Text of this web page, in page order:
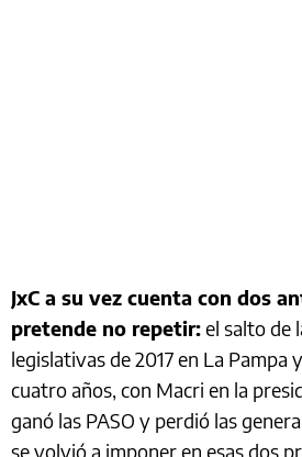
JxC a su vez cuenta con dos
pretende no repetir:el salto de
legislativas de 2017 en La Pampa
cuatro años, con Macri en la
ganó las PASO y perdió las
se volvió a imponer en esas dos